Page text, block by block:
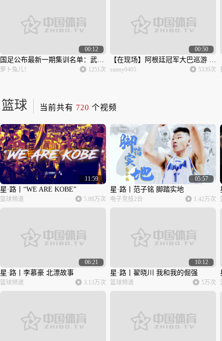
00:12
国足公布最新一期集训名单：武磊领衔24人 艾克森蒋光太入选
萝卜兔儿！ 1251次
00:50
【在现场】阿根廷冠军大巴巡游 球迷为看眼梅西有多疯狂
sunny0405 5339次
篮球 当前共有 720 个视频
11:59
星·路丨“WE ARE KOBE”
篮球频道 5.88万次
05:57
星·路丨范子铭 脚踏实地
电子竞技2台 1.42万次
06:21
星·路丨李慕豪 北漂故事
篮球频道 3.13万次
10:12
星·路丨翟晓川 我和我的倔强
篮球频道 5万次